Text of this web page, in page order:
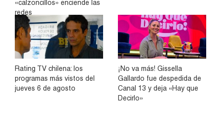
«calzoncillos» enciende las
redes
Rating TV chilena: los
programas más vistos del
jueves 6 de agosto
¡No va más! Gissella
Gallardo fue despedida de
Canal 13 y deja «Hay que
Decirlo»